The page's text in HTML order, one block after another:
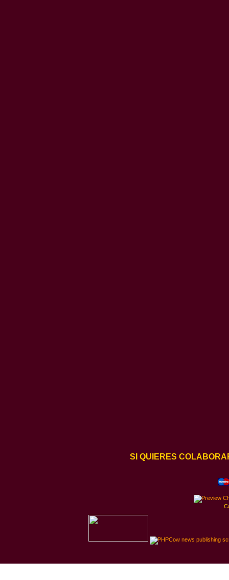
SI QUIERES